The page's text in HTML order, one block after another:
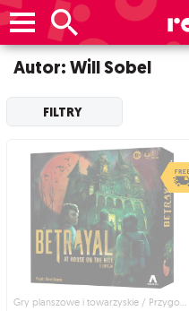
Autor: Will Sobel
FILTRY
Gry planszowe i towarzyskie / Przygodowe gry planszowe